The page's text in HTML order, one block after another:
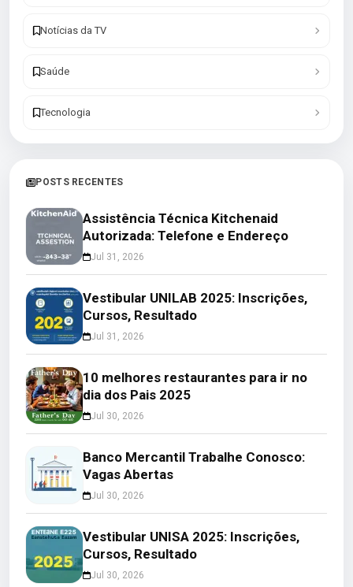
Notícias da TV
Saúde
Tecnologia
POSTS RECENTES
Assistência Técnica Kitchenaid
Autorizada: Telefone e Endereço
Jul 31, 2026
Vestibular UNILAB 2025: Inscrições,
Cursos, Resultado
Jul 31, 2026
10 melhores restaurantes para ir no
dia dos Pais 2025
Jul 30, 2026
Banco Mercantil Trabalhe Conosco:
Vagas Abertas
Jul 30, 2026
Vestibular UNISA 2025: Inscrições,
Cursos, Resultado
Jul 30, 2026